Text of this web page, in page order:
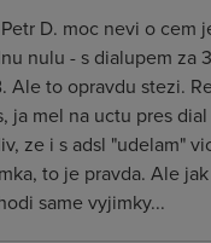
D. moc nevi o cem
nulu - s dialupem za
Ale to opravdu stezi.
ja mel na uctu pres
ze i s adsl "udelam"
to je pravda. Ale
same vyjimky...